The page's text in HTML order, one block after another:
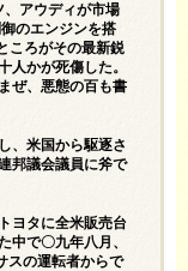
アウディが市場
のエンジンを搭
ころがその最新鋭
人かが死傷した。
ぜ、悪態の百も書
、米国から駆逐さ
邦議会議員に斧で
ヨタに全米販売台
中で〇九年八月、
スの運転者からで